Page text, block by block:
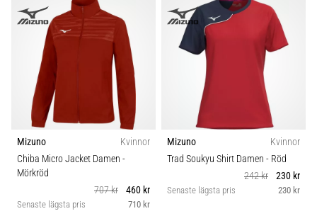
Mizuno
Kvinnor
Chiba Micro Jacket Damen -
Mörkröd
707 kr
460 kr
Senaste lägsta pris 710 kr
Mizuno
Kvinnor
Trad Soukyu Shirt Damen - Röd
242 kr
230 kr
Senaste lägsta pris 230 kr